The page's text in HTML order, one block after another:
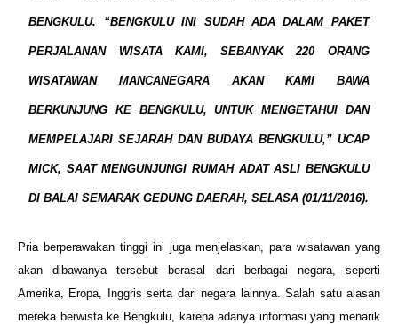
BENGKULU. “BENGKULU INI SUDAH ADA DALAM PAKET
PERJALANAN WISATA KAMI, SEBANYAK 220 ORANG
WISATAWAN MANCANEGARA AKAN KAMI BAWA
BERKUNJUNG KE BENGKULU, UNTUK MENGETAHUI DAN
MEMPELAJARI SEJARAH DAN BUDAYA BENGKULU,” UCAP
MICK, SAAT MENGUNJUNGI RUMAH ADAT ASLI BENGKULU
DI BALAI SEMARAK GEDUNG DAERAH, SELASA (01/11/2016).
Pria berperawakan tinggi ini juga menjelaskan, para wisatawan yang
akandibawanya tersebut berasal dari berbagai negara, seperti
Amerika, Eropa,
Inggris serta dari negara lainnya. Salah satu alasan
mereka berwista ke Bengkulu, karena adanya informasi yang menarik